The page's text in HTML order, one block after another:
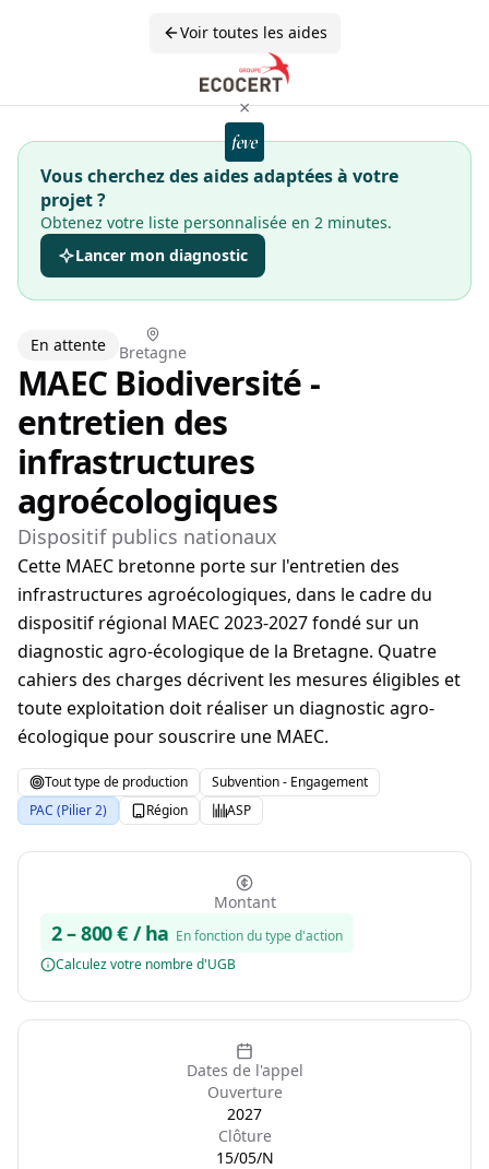
Voir toutes les aides
×
Vous cherchez des aides adaptées à votre
projet ?
Obtenez votre liste personnalisée en 2 minutes.
Lancer mon diagnostic
En attente Bretagne
MAEC Biodiversité -
entretien des
infrastructures
agroécologiques
Dispositif publics nationaux
Cette MAEC bretonne porte sur l'entretien des
infrastructures agroécologiques, dans le cadre du
dispositif régional MAEC 2023-2027 fondé sur un
diagnostic agro-écologique de la Bretagne. Quatre
cahiers des charges décrivent les mesures éligibles et
toute exploitation doit réaliser un diagnostic agro-
écologique pour souscrire une MAEC.
Tout type de production
Subvention - Engagement
PAC (Pilier 2)
Région ASP
Montant
2–800€ / ha En fonction du type d'action
Calculez votre nombre d'UGB
Dates de l'appel
Ouverture
2027
Clôture
15/05/N